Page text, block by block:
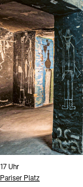
Stellenangebote
Nachhaltigkeit
Digitale
Uhrzeit:
17 Uhr
Standort
Pariser Platz